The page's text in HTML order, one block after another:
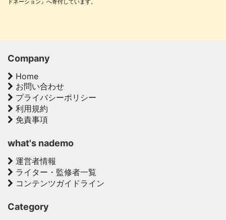
Company
Home
お問い合わせ
プライバシーポリシー
利用規約
免責事項
what's nademo
運営者情報
ライター・監修者一覧
コンテンツガイドライン
Category